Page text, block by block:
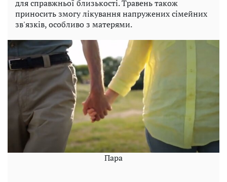
для справжньої близькості. Травень також
приносить змогу лікування напружених сімейних
зв'язків, особливо з матерями.
Пара